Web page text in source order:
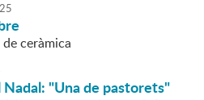
ceràmica
"Una de pastorets"